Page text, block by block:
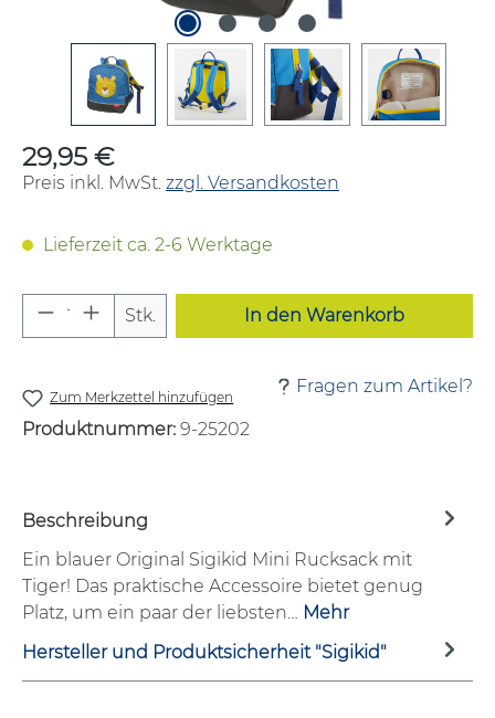
Regulärer Preis:
29,95 €
Preis inkl. MwSt. zzgl. Versandkosten
Lieferzeit ca. 2-6 Werktage
Produkt Anzahl: Gib den
Stk. In den Warenkorb
Zum Merkzettel hinzufügen
Fragen zum Artikel?
Produktnummer: 9-25202
Beschreibung
Ein blauer Original Sigikid Mini Rucksack mit
Tiger! Das praktische Accessoire bietet genug
Platz, um ein paar der liebsten… Mehr
Hersteller und Produktsicherheit "Sigikid"